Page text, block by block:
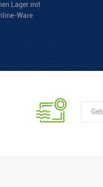
Lager mit
Ware